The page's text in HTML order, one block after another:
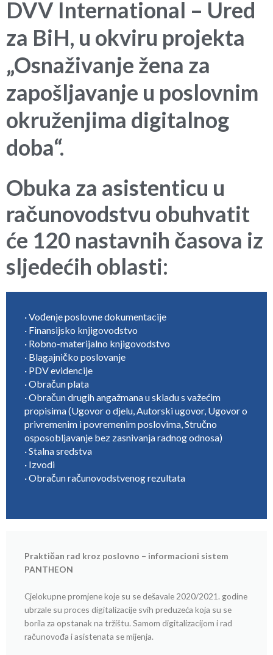
DVV International – Ured
za BiH, u okviru projekta
„Osnaživanje žena za
zapošljavanje u poslovnim
okruženjima digitalnog
doba“.
Obuka za asistenticu u
računovodstvu obuhvatit
će 120 nastavnih časova iz
sljedećih oblasti:
· Vođenje poslovne dokumentacije
· Finansijsko knjigovodstvo
· Robno-materijalno knjigovodstvo
· Blagajničko poslovanje
· PDV evidencije
· Obračun plata
· Obračun drugih angažmana u skladu s važećim
propisima (Ugovor o djelu, Autorski ugovor, Ugovor o
privremenim i povremenim poslovima, Stručno
osposobljavanje bez zasnivanja radnog odnosa)
· Stalna sredstva
· Izvodi
· Obračun računovodstvenog rezultata
Praktičan rad kroz poslovno – informacioni sistem
PANTHEON
Cjelokupne promjene koje su se dešavale 2020/2021. godine
ubrzale su proces digitalizacije svih preduzeća koja su se
borila za opstanak na tržištu. Samom digitalizacijom i rad
računovođa i asistenata se mijenja.